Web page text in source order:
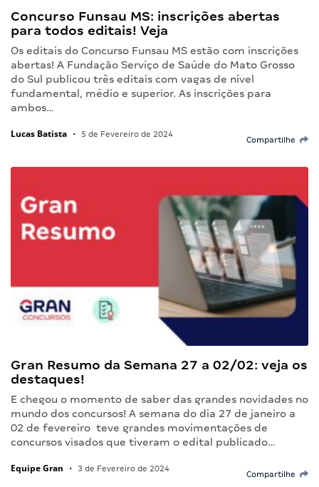
Concurso Funsau MS: inscrições abertas
para todos editais! Veja
Os editais do Concurso Funsau MS estão com inscrições
abertas! A Fundação Serviço de Saúde do Mato Grosso
do Sul publicou três editais com vagas de nível
fundamental, médio e superior. As inscrições para
ambos…
Lucas Batista • 5 de Fevereiro de 2024
Compartilhe
Gran Resumo da Semana 27 a 02/02: veja os
destaques!
E chegou o momento de saber das grandes novidades no
mundo dos concursos! A semana do dia 27 de janeiro a
02 de fevereiro teve grandes movimentações de
concursos visados que tiveram o edital publicado…
Equipe Gran • 3 de Fevereiro de 2024
Compartilhe